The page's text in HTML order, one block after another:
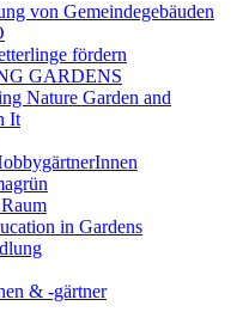
von Gemeindegebäuden
fördern
GARDENS
Nature Garden and
It
in Gardens
& -gärtner